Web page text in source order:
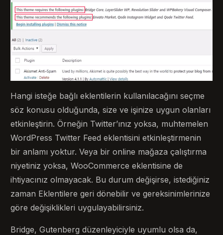
Hangi isteğe bağlı eklentilerin kullanılacağını seçme
söz konusu olduğunda, size ve işinize uygun olanları
etkinleştirin. Örneğin Twitter’ınız yoksa, muhtemelen
WordPress Twitter Feed eklentisini etkinleştirmenin
bir anlamı yoktur. Veya bir online mağaza çalıştırma
niyetiniz yoksa, WooCommerce eklentisine de
ihtiyacınız olmayacak. Bu durum değişirse, istediğiniz
zaman Eklentilere geri dönebilir ve gereksinimlerinize
göre değişiklikleri uygulayabilirsiniz.
Bridge, Gutenberg düzenleyiciyle uyumlu olsa da,